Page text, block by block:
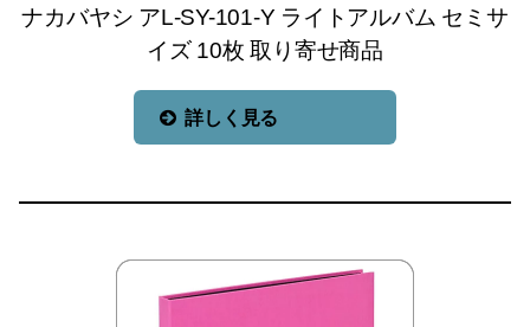
ナカバヤシ アL-SY-101-Y ライトアルバム セミサ
イズ 10枚 取り寄せ商品
詳しく見る